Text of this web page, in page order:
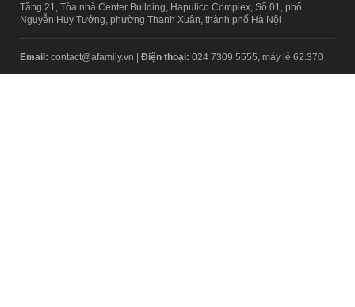
Tầng 21, Tòa nhà Center Building, Hapulico Complex, Số 01, phố
Nguyễn Huy Tưởng, phường Thanh Xuân, thành phố Hà Nội
Email: contact@afamily.vn | Điện thoại: 024 7309 5555, máy lẻ 62.370